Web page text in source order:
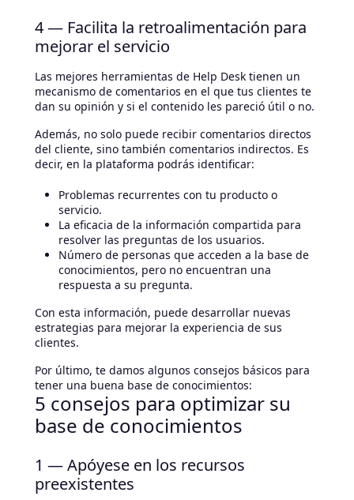
4 — Facilita la retroalimentación para
mejorar el servicio
Las mejores herramientas de Help Desk tienen un
mecanismo de comentarios en el que tus clientes te
dan su opinión y si el contenido les pareció útil o no.
Además, no solo puede recibir comentarios directos
del cliente, sino también comentarios indirectos. Es
decir, en la plataforma podrás identificar:
Problemas recurrentes con tu producto o
servicio.
La eficacia de la información compartida para
resolver las preguntas de los usuarios.
Número de personas que acceden a la base de
conocimientos, pero no encuentran una
respuesta a su pregunta.
Con esta información, puede desarrollar nuevas
estrategias para mejorar la experiencia de sus
clientes.
Por último, te damos algunos consejos básicos para
tener una buena base de conocimientos:
5 consejos para optimizar su
base de conocimientos
1 — Apóyese en los recursos
preexistentes